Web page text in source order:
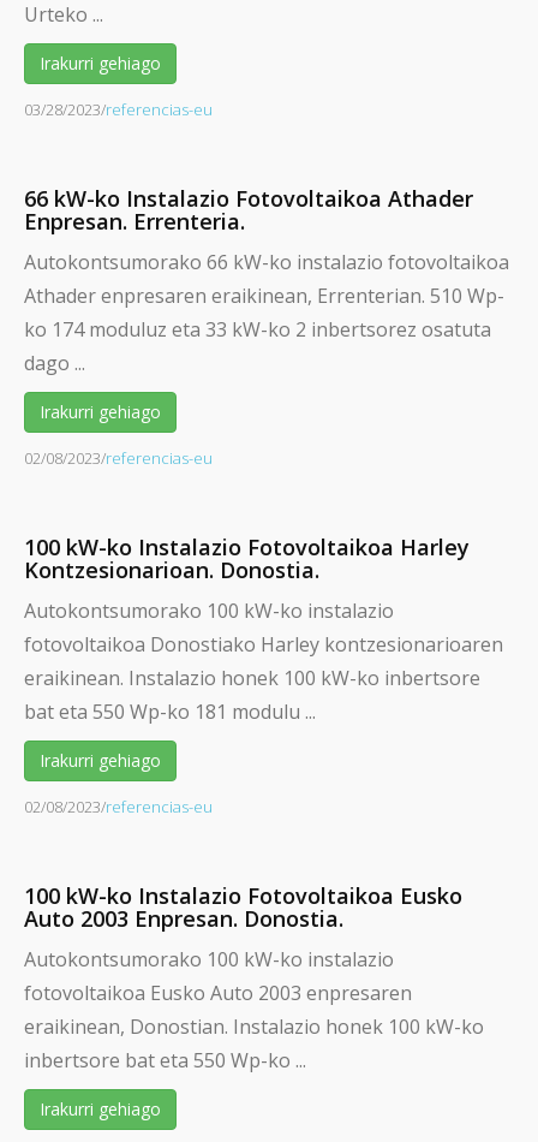
Urteko ...
Irakurri gehiago
03/28/2023/referencias-eu
66 kW-ko Instalazio Fotovoltaikoa Athader
Enpresan. Errenteria.
Autokontsumorako 66 kW-ko instalazio fotovoltaikoa
Athader enpresaren eraikinean, Errenterian. 510 Wp-
ko 174 moduluz eta 33 kW-ko 2 inbertsorez osatuta
dago ...
Irakurri gehiago
02/08/2023/referencias-eu
100 kW-ko Instalazio Fotovoltaikoa Harley
Kontzesionarioan. Donostia.
Autokontsumorako 100 kW-ko instalazio
fotovoltaikoa Donostiako Harley kontzesionarioaren
eraikinean. Instalazio honek 100 kW-ko inbertsore
bat eta 550 Wp-ko 181 modulu ...
Irakurri gehiago
02/08/2023/referencias-eu
100 kW-ko Instalazio Fotovoltaikoa Eusko
Auto 2003 Enpresan. Donostia.
Autokontsumorako 100 kW-ko instalazio
fotovoltaikoa Eusko Auto 2003 enpresaren
eraikinean, Donostian. Instalazio honek 100 kW-ko
inbertsore bat eta 550 Wp-ko ...
Irakurri gehiago